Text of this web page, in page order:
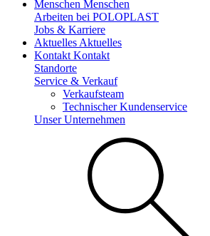
Menschen Menschen
Arbeiten bei POLOPLAST
Jobs & Karriere
Aktuelles Aktuelles
Kontakt Kontakt
Standorte
Service & Verkauf
Verkaufsteam
Technischer Kundenservice
Unser Unternehmen